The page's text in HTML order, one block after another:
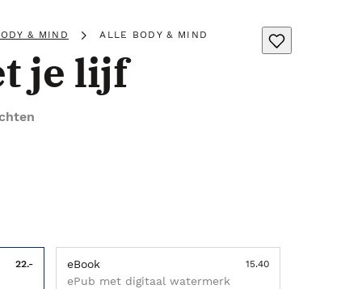
& MIND ALLE BODY & MIND
je lijf
22.- eBook 15.40
ePub met digitaal watermerk